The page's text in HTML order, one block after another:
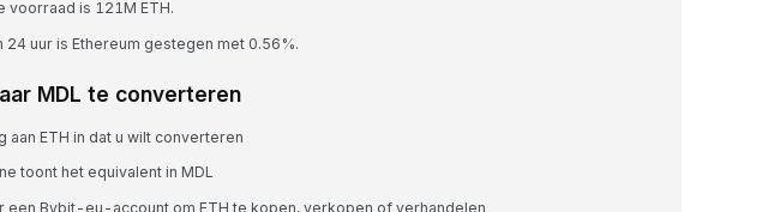
voorraad is 121M ETH.
24 uur is Ethereum gestegen met 0.56%.
MDL te converteren
aan ETH in dat u wilt converteren
toont het equivalent in MDL
een Bybit-eu-account om ETH te kopen, verkopen of verhandelen